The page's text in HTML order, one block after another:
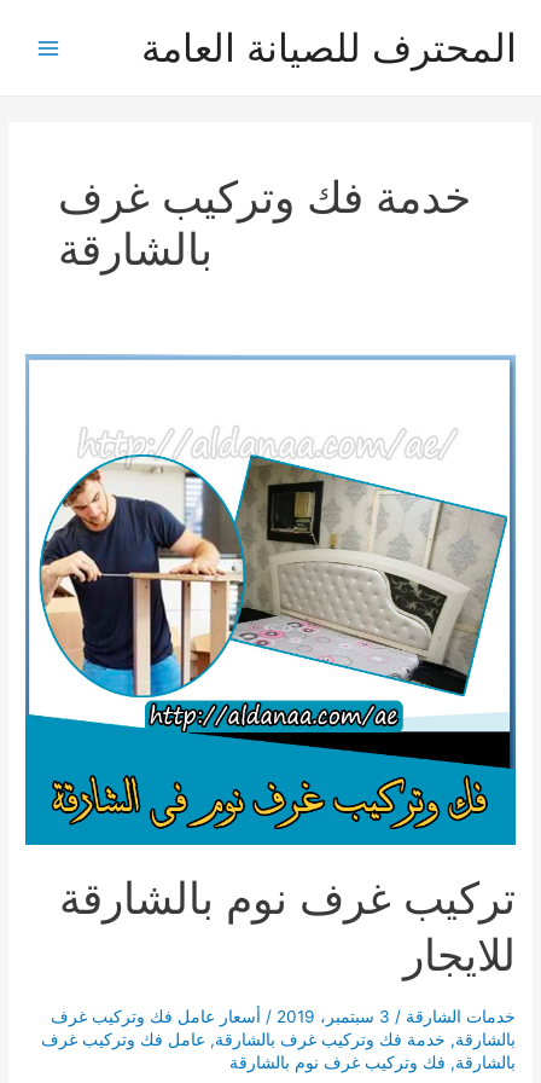
المحترف للصيانة العامة
خدمة فك وتركيب غرف
بالشارقة
تركيب غرف نوم بالشارقة
للايجار
خدمات الشارقة / 3 سبتمبر، 2019 / أسعار عامل فك وتركيب غرف
بالشارقة, خدمة فك وتركيب غرف بالشارقة, عامل فك وتركيب غرف
بالشارقة, فك وتركيب غرف نوم بالشارقة